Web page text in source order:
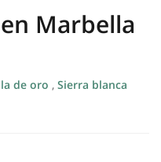
Marbella
de oro , Sierra blanca